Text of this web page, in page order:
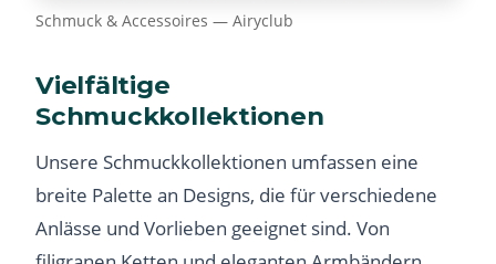
Schmuck & Accessoires — Airyclub
Vielfältige
Schmuckkollektionen
Unsere Schmuckkollektionen umfassen eine
breite Palette an Designs, die für verschiedene
Anlässe und Vorlieben geeignet sind. Von